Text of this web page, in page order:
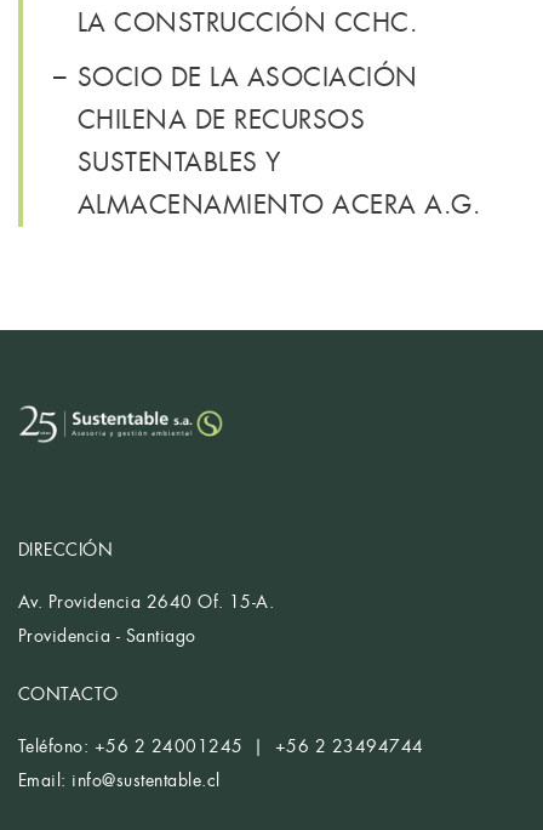
LA CONSTRUCCIÓN CCHC.
SOCIO DE LA ASOCIACIÓN
CHILENA DE RECURSOS
SUSTENTABLES Y
ALMACENAMIENTO ACERA A.G.
DIRECCIÓN
Av. Providencia 2640 Of. 15-A.
Providencia - Santiago
CONTACTO
Teléfono: +56 2 24001245 | +56 2 23494744
Email: info@sustentable.cl